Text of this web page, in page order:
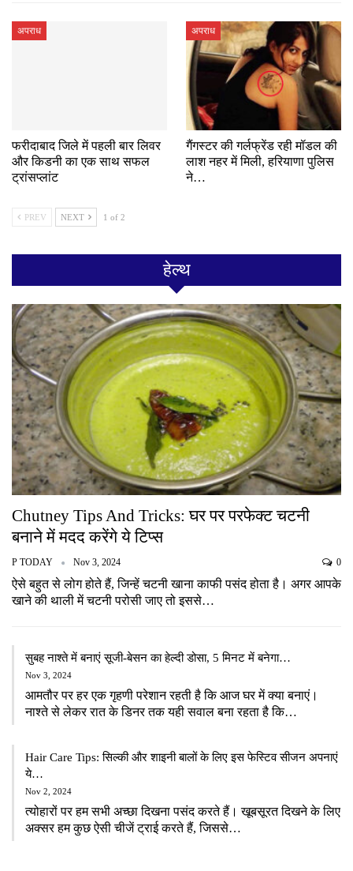
अपराध
फरीदाबाद जिले में पहली बार लिवर
और किडनी का एक साथ सफल
ट्रांसप्लांट
अपराध
गैंगस्टर की गर्लफ्रेंड रही मॉडल की
लाश नहर में मिली, हरियाणा पुलिस
ने…
PREV NEXT 1 of 2
हेल्थ
Chutney Tips And Tricks: घर पर परफेक्ट चटनी
बनाने में मदद करेंगे ये टिप्स
P TODAY Nov 3, 2024 0
ऐसे बहुत से लोग होते हैं, जिन्हें चटनी खाना काफी पसंद होता है। अगर आपके
खाने की थाली में चटनी परोसी जाए तो इससे…
सुबह नाश्ते में बनाएं सूजी-बेसन का हेल्दी डोसा, 5 मिनट में बनेगा…
Nov 3, 2024
आमतौर पर हर एक गृहणी परेशान रहती है कि आज घर में क्या बनाएं।
नाश्ते से लेकर रात के डिनर तक यही सवाल बना रहता है कि…
Hair Care Tips: सिल्की और शाइनी बालों के लिए इस फेस्टिव सीजन अपनाएं
ये…
Nov 2, 2024
त्योहारों पर हम सभी अच्छा दिखना पसंद करते हैं। खूबसूरत दिखने के लिए
अक्सर हम कुछ ऐसी चीजें ट्राई करते हैं, जिससे…